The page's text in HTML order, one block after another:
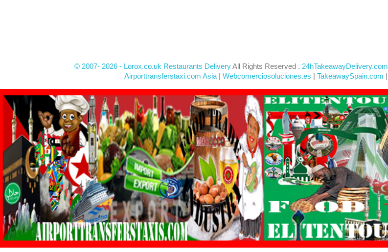
© 2007- 2026 - Lorox.co.uk Restaurants DeliveryAll Rights Reserved . 24hTakeawayDelivery.com
Airporttransferstaxi.com Asia | Webcomerciosoluciones.es | TakeawaySpain.com |